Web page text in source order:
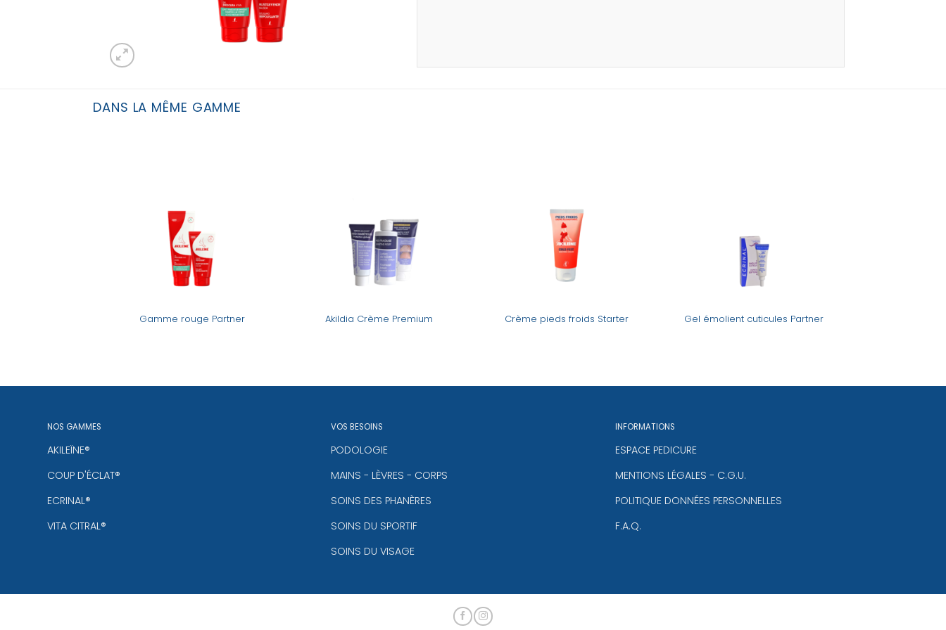
DANS LA MÊME GAMME
Gamme rouge Partner Akildia Crème Premium Crème pieds froids Starter Gel émolient cuticules Partner
NOS GAMMES
AKILEÏNE®
COUP D'ÉCLAT®
ECRINAL®
VITA CITRAL®
VOS BESOINS
PODOLOGIE
MAINS - LÈVRES - CORPS
SOINS DES PHANÈRES
SOINS DU SPORTIF
SOINS DU VISAGE
INFORMATIONS
ESPACE PEDICURE
MENTIONS LÉGALES - C.G.U.
POLITIQUE DONNÉES PERSONNELLES
F.A.Q.